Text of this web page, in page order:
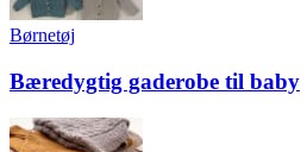
Børnetøj
Bæredygtig gaderobe til baby